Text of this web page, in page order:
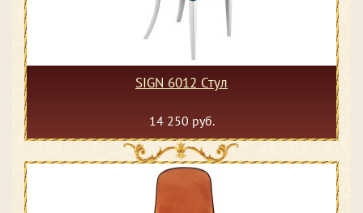
SIGN 6012 Стул
14 250 руб.